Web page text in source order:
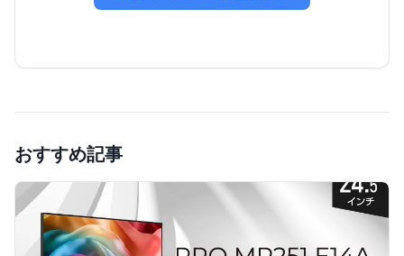
おすすめ記事